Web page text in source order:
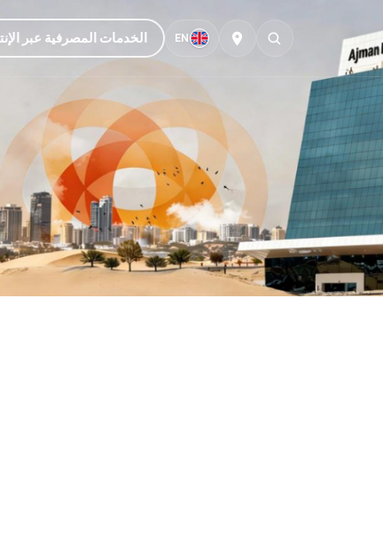
EN الخدمات المصرفية عبر